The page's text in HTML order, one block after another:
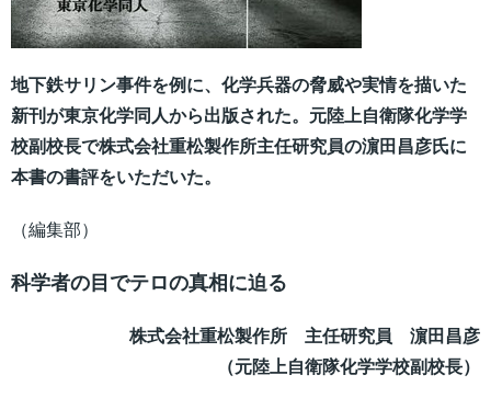
地下鉄サリン事件を例に、化学兵器の脅威や実情を描いた
新刊が東京化学同人から出版された。 元陸上自衛隊化学学
校副校長で株式会社重松製作所主任研究員の濵田昌彦氏に
本書の書評をいただいた。
（編集部）
科学者の目でテロの真相に迫る
株式会社重松製作所 主任研究員 濵田昌彦
（元陸上自衛隊化学学校副校長）